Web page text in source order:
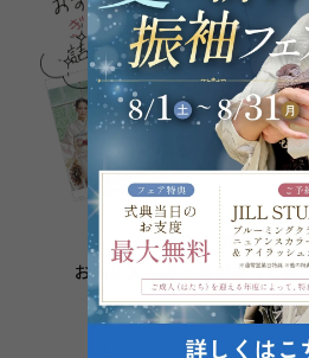
かわいい派も個性
お気に入りの一着がきっと見
カタログをもら